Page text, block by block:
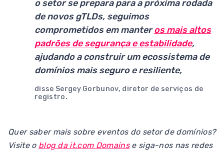
o setor se prepara para a próxima rodada
de novos gTLDs, seguimos
comprometidos em manteros mais altos
padrões de segurança e estabilidade,
ajudando a construir um ecossistema de
domínios mais seguro e resiliente,
disse Sergey Gorbunov, diretor de serviços de
registro.
Quer saber mais sobre eventos do setor de domínios?
Visite o blog da it.com Domainse siga-nos nas redes